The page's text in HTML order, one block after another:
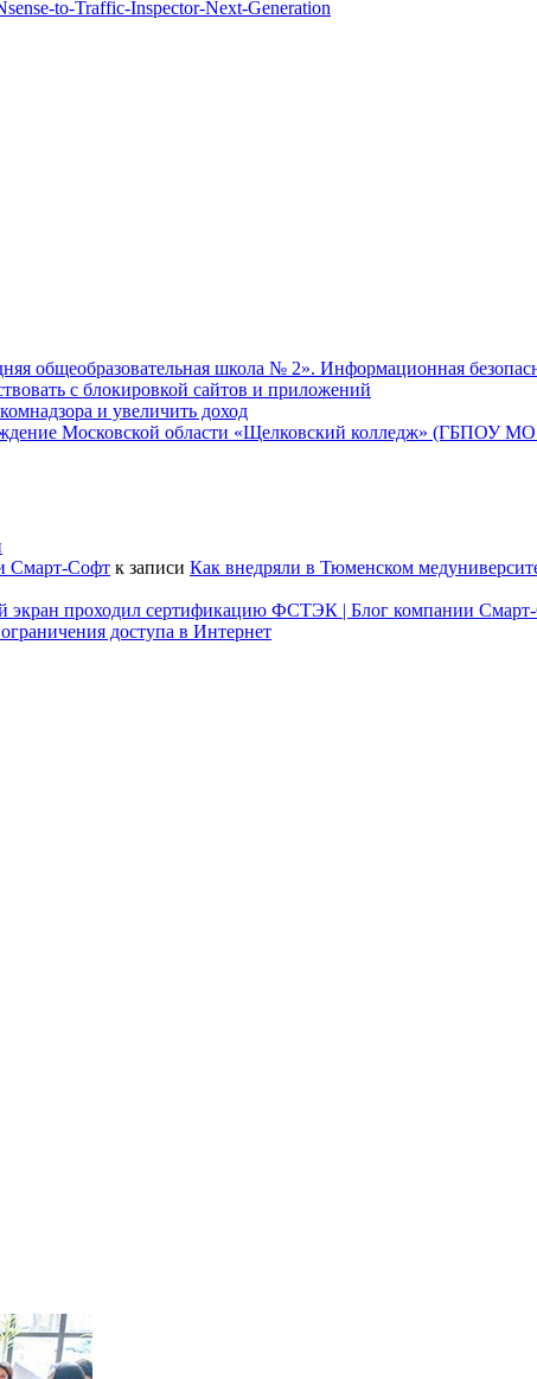
to-Traffic-Inspector-Next-Generation
общеобразовательная школа № 2». Информационная
с блокировкой сайтов и приложений
и увеличить доход
Московской области «Щелковский колледж» (ГБПОУ
Смарт-Софт к записи Как внедряли в Тюменском
экран проходил сертификацию ФСТЭК | Блог компании
доступа в Интернет